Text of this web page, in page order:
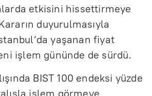
etkisini hissettirmeye
duyurulmasıyla
yaşanan fiyat
işlem gününde de sürdü.
BIST 100 endeksi yüzde
işlem görmeye